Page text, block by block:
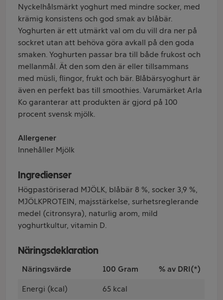
Nyckelhålsmärkt yoghurt med mindre socker, med
krämig konsistens och god smak av blåbär.
Yoghurten är ett utmärkt val om du vill dra ner på
sockret utan att behöva göra avkall på den goda
smaken. Yoghurten passar bra till både frukost och
mellanmål. Ät den som den är eller tillsammans
med müsli, flingor, frukt och bär. Blåbärsyoghurt är
även en perfekt bas till smoothies. Varumärket Arla
Ko garanterar att produkten är gjord på 100
procent svensk mjölk.
Allergener
Innehåller Mjölk
Ingredienser
Högpastöriserad MJÖLK, blåbär 8 %, socker 3,9 %,
MJÖLKPROTEIN, majsstärkelse, surhetsreglerande
medel (citronsyra), naturlig arom, mild
yoghurtkultur, vitamin D.
Näringsdeklaration
Näringsvärde 100 Gram % av DRI(*)
Energi (kcal) 65 kcal